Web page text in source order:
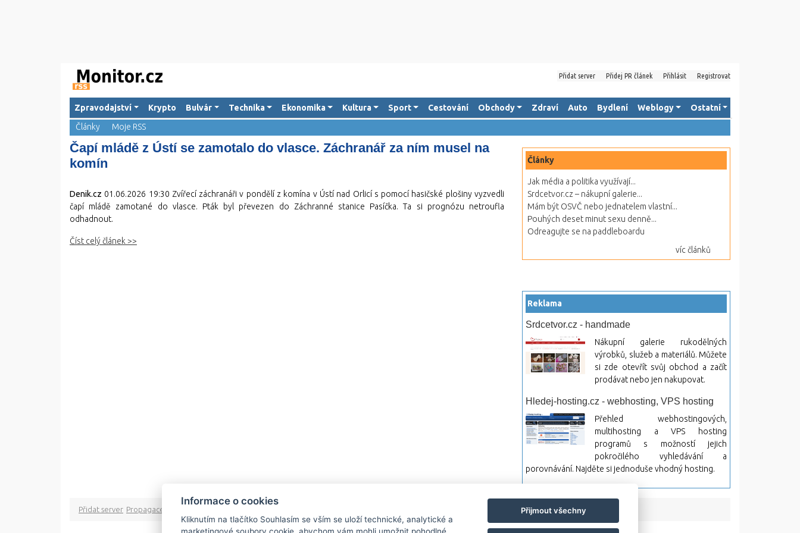
Přidat server Přidej PR článek Přihlásit Registrovat
Zpravodajství Krypto Bulvár Technika Ekonomika Kultura Sport Cestování Obchody Zdraví Auto Bydlení Weblogy
Ostatní
Články
Moje RSS
Čapí mládě z Ústí se zamotalo do vlasce. Záchranář za ním musel na
komín
Denik.cz 01.06.2026 19:30 Zvířecí záchranáři v pondělí z komína v Ústí nad Orlicí s pomocí hasičské plošiny vyzvedli
čapí mládě zamotané do vlasce. Pták byl převezen do Záchranné stanice Pasíčka. Ta si prognózu netroufla
odhadnout.
Číst celý článek >>
Články
Jak média a politika využívají...
Srdcetvor.cz – nákupní galerie...
Mám být OSVČ nebo jednatelem vlastní...
Pouhých deset minut sexu denně...
Odreagujte se na paddleboardu
víc článků
Reklama
Srdcetvor.cz - handmade
Nákupní galerie rukodělných
výrobků, služeb a materiálů. Můžete
si zde otevřít svůj obchod a začít
prodávat nebo jen nakupovat.
Hledej-hosting.cz - webhosting, VPS hosting
Přehled webhostingových,
multihosting a VPS hosting
programů s možností jejich
pokročilého vyhledávání a
porovnávání. Najděte si jednoduše vhodný hosting.
Přidat server Propagace
Informace o cookies
Kliknutím na tlačítko Souhlasím se vším se uloží technické, analytické a
Přijmout všechny